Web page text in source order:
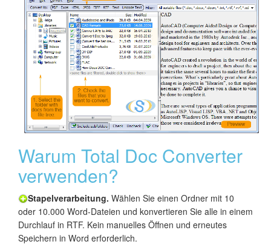
Warum Total Doc Converter
verwenden?
Stapelverarbeitung. Wählen Sie einen Ordner mit 10
oder 10.000 Word-Dateien und konvertieren Sie alle in einem
Durchlauf in RTF. Kein manuelles Öffnen und erneutes
Speichern in Word erforderlich.